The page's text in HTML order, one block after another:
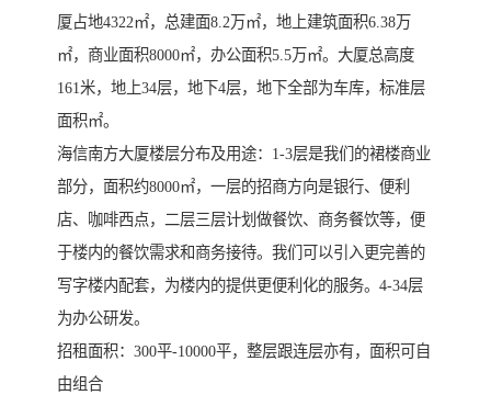
厦占地4322㎡，总建面8.2万㎡，地上建筑面积6.38万
㎡，商业面积8000㎡，办公面积5.5万㎡。大厦总高度
161米，地上34层，地下4层，地下全部为车库，标准层
面积㎡。
海信南方大厦楼层分布及用途：1-3层是我们的裙楼商业
部分，面积约8000㎡，一层的招商方向是银行、便利
店、咖啡西点，二层三层计划做餐饮、商务餐饮等，便
于楼内的餐饮需求和商务接待。我们可以引入更完善的
写字楼内配套，为楼内的提供更便利化的服务。4-34层
为办公研发。
招租面积：300平-10000平，整层跟连层亦有，面积可自
由组合